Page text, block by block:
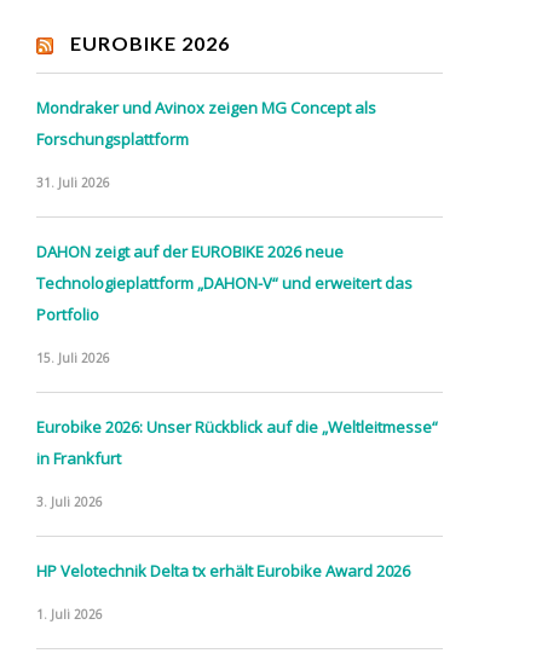
EUROBIKE 2026
Mondraker und Avinox zeigen MG Concept als
Forschungsplattform
31. Juli 2026
DAHON zeigt auf der EUROBIKE 2026 neue
Technologieplattform „DAHON-V“ und erweitert das
Portfolio
15. Juli 2026
Eurobike 2026: Unser Rückblick auf die „Weltleitmesse“
in Frankfurt
3. Juli 2026
HP Velotechnik Delta tx erhält Eurobike Award 2026
1. Juli 2026